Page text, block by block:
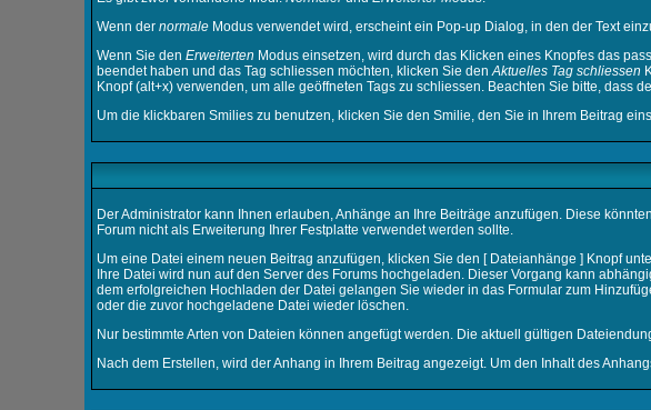
Wenn der normaleModus verwendet wird, erscheint ein Pop-up Dialog, in den der Text
Wenn Sie den Erweiterten Modus einsetzen, wird durch das Klicken eines Knopfes das
beendet haben und das Tag schliessen möchten, klicken Sie denAktuelles Tag schliessen
Knopf (alt+x) verwenden, um alle geöffneten Tags zu schliessen. Beachten Sie bitte, dass
Um die klickbaren Smilies zu benutzen, klicken Sie den Smilie, den Sie in Ihrem Beitrag
Der Administrator kann Ihnen erlauben, Anhänge an Ihre Beiträge anzufügen. Diese
Forum nicht als Erweiterung Ihrer Festplatte verwendet werden sollte.
Um eine Datei einem neuen Beitrag anzufügen, klicken Sie den [ Dateianhänge ] Knopf
Ihre Datei wird nun auf den Server des Forums hochgeladen. Dieser Vorgang kann
dem erfolgreichen Hochladen der Datei gelangen Sie wieder in das Formular zum
oder die zuvor hochgeladene Datei wieder löschen.
Nur bestimmte Arten von Dateien können angefügt werden. Die aktuell gültigen
Nach dem Erstellen, wird der Anhang in Ihrem Beitrag angezeigt. Um den Inhalt des